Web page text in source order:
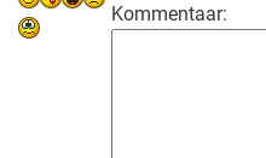
Kommentaar: